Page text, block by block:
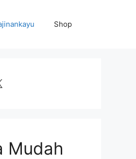
Shop
Mudah